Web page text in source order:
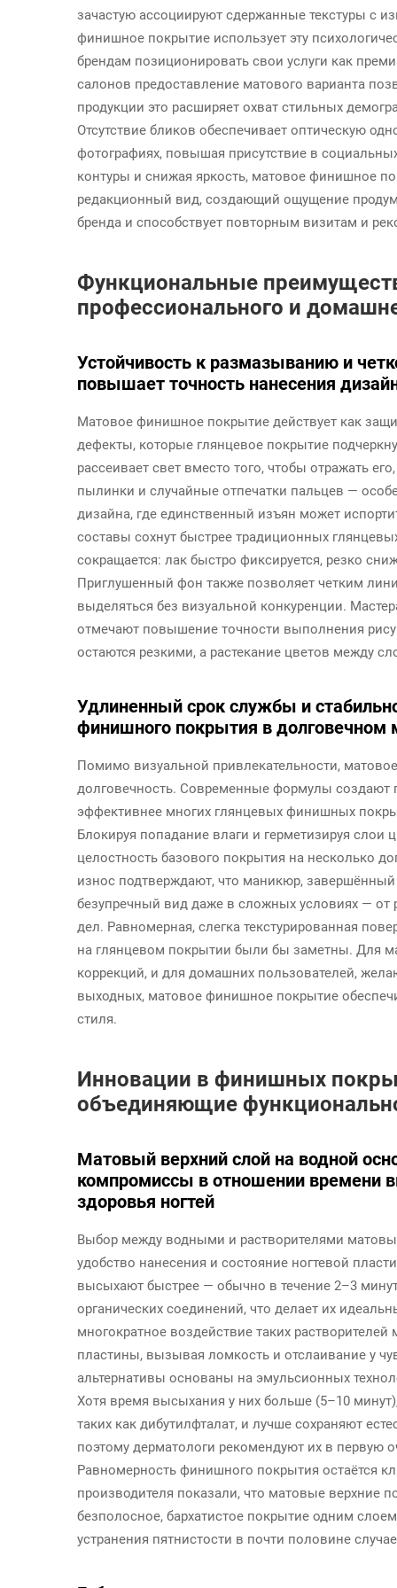
зачастую ассоциируют сдержанные текстуры с
финишное покрытие использует эту
брендам позиционировать свои услуги как
салонов предоставление матового варианта
продукции это расширяет охват стильных
Отсутствие бликов обеспечивает оптическую
фотографиях, повышая присутствие в
контуры и снижая яркость, матовое финишное
редакционный вид, создающий ощущение
бренда и способствует повторным визитам и
Функциональные
профессионального и
Устойчивость к размазыванию и
повышает точность нанесения
Матовое финишное покрытие действует как
дефекты, которые глянцевое покрытие
рассеивает свет вместо того, чтобы отражать
пылинки и случайные отпечатки пальцев —
дизайна, где единственный изъян может
составы сохнут быстрее традиционных
сокращается: лак быстро фиксируется, резко
Приглушенный фон также позволяет четким
выделяться без визуальной конкуренции.
отмечают повышение точности выполнения
остаются резкими, а растекание цветов между
Удлиненный срок службы и
финишного покрытия в долговечном
Помимо визуальной привлекательности,
долговечность. Современные формулы создают
эффективнее многих глянцевых финишных
Блокируя попадание влаги и герметизируя слои
целостность базового покрытия на несколько
износ подтверждают, что маникюр,
безупречный вид даже в сложных условиях —
дел. Равномерная, слегка текстурированная
на глянцевом покрытии были бы заметны. Для
коррекций, и для домашних пользователей,
выходных, матовое финишное покрытие
стиля.
Инновации в финишных
объединяющие
Матовый верхний слой на водной
компромиссы в отношении времени
здоровья ногтей
Выбор между водными и растворителями
удобство нанесения и состояние ногтевой
высыхают быстрее — обычно в течение 2–3
органических соединений, что делает их
многократное воздействие таких
пластины, вызывая ломкость и отслаивание у
альтернативы основаны на эмульсионных
Хотя время высыхания у них больше (5–10
таких как дибутилфталат, и лучше сохраняют
поэтому дерматологи рекомендуют их в первую
Равномерность финишного покрытия остаётся
производителя показали, что матовые верхние
безполосное, бархатистое покрытие одним
устранения пятнистости в почти половине